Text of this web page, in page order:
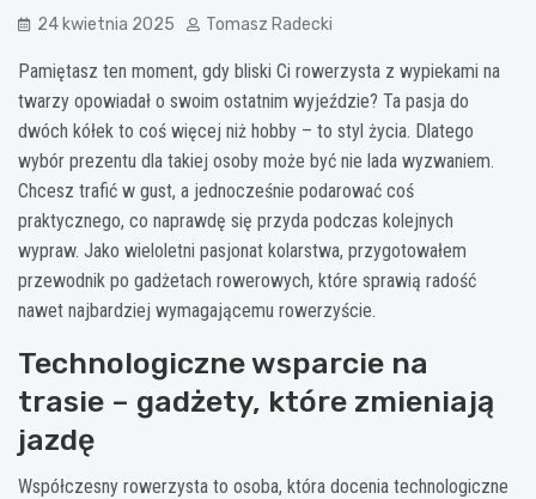
24 kwietnia 2025 Tomasz Radecki
Pamiętasz ten moment, gdy bliski Ci rowerzysta z wypiekami na
twarzy opowiadał o swoim ostatnim wyjeździe? Ta pasja do
dwóch kółek to coś więcej niż hobby – to styl życia. Dlatego
wybór prezentu dla takiej osoby może być nie lada wyzwaniem.
Chcesz trafić w gust, a jednocześnie podarować coś
praktycznego, co naprawdę się przyda podczas kolejnych
wypraw. Jako wieloletni pasjonat kolarstwa, przygotowałem
przewodnik po gadżetach rowerowych, które sprawią radość
nawet najbardziej wymagającemu rowerzyście.
Technologiczne wsparcie na
trasie – gadżety, które zmieniają
jazdę
Współczesny rowerzysta to osoba, która docenia technologiczne